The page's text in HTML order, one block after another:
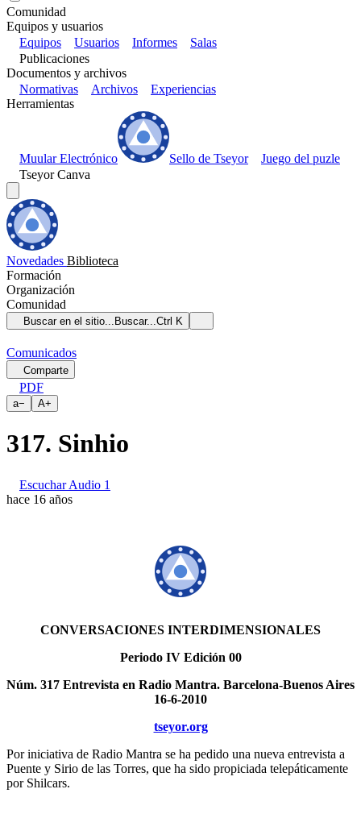
Comunidad
Equipos y usuarios
Equipos
Usuarios Informes
Salas
Publicaciones
Documentos y archivos
Normativas
Archivos
Experiencias
Herramientas
Muular Electrónico Sello de Tseyor
Juego del puzle
Tseyor Canva
Novedades Biblioteca
Formación
Organización
Comunidad
Buscar en el sitio... Buscar...Ctrl K
Comunicados
Comparte
PDF
a− A+
317. Sinhio
Escuchar Audio 1
hace 16 años
CONVERSACIONES INTERDIMENSIONALES
Periodo IV Edición 00
Núm. 317 Entrevista en Radio Mantra. Barcelona-Buenos Aires
16-6-2010
tseyor.org
Por iniciativa de Radio Mantra se ha pedido una nueva entrevista a
Puente y Sirio de las Torres, que ha sido propiciada telepáticamente
por Shilcars.